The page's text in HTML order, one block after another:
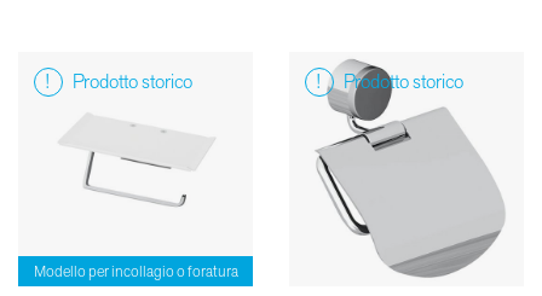
Modello per incollagio o foratura
Prodotto storico Prodotto storico